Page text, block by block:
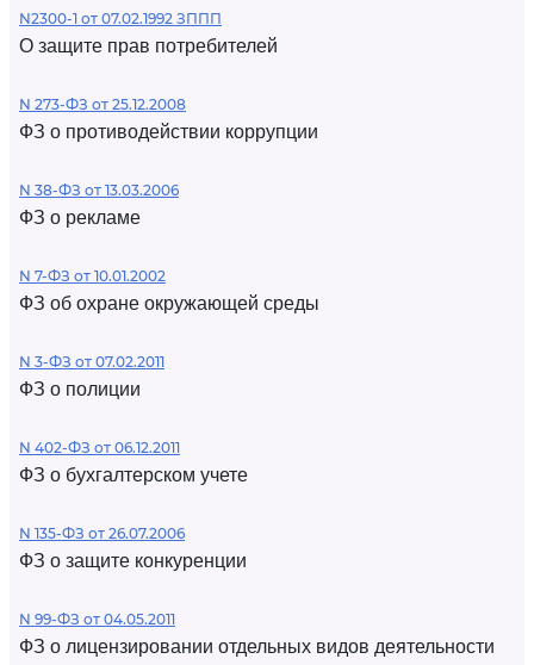
N2300-1 от 07.02.1992 ЗППП
О защите прав потребителей
N 273-ФЗ от 25.12.2008
ФЗ о противодействии коррупции
N 38-ФЗ от 13.03.2006
ФЗ о рекламе
N 7-ФЗ от 10.01.2002
ФЗ об охране окружающей среды
N 3-ФЗ от 07.02.2011
ФЗ о полиции
N 402-ФЗ от 06.12.2011
ФЗ о бухгалтерском учете
N 135-ФЗ от 26.07.2006
ФЗ о защите конкуренции
N 99-ФЗ от 04.05.2011
ФЗ о лицензировании отдельных видов деятельности